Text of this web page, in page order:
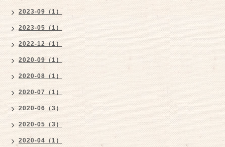
2023-09（1）
2023-05（1）
2022-12（1）
2020-09（1）
2020-08（1）
2020-07（1）
2020-06（3）
2020-05（3）
2020-04（1）